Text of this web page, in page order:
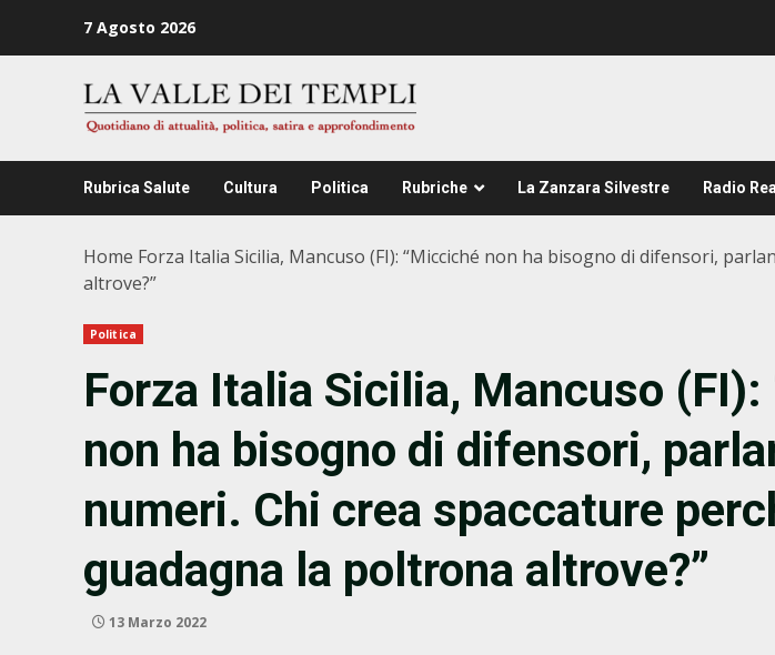
7 Agosto 2026
Rubrica Salute Cultura Politica Rubriche La Zanzara Silvestre Radio
Home Forza Italia Sicilia, Mancuso (FI): “Micciché non ha bisogno di difensori,
altrove?”
Politica
Forza Italia Sicilia, Mancuso
non ha bisogno di difensori,
numeri. Chi crea spaccature
guadagna la poltrona altrove?”
13 Marzo 2022